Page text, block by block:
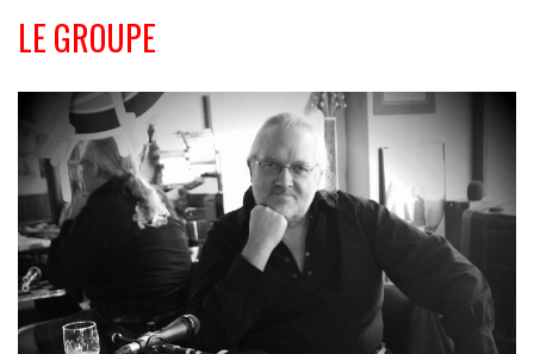
LE GROUPE